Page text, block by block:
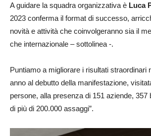
A guidare la squadra organizzativa è Luca
2023 conferma il format di successo,
novità e attività che coinvolgeranno sia il
che internazionale – sottolinea -.
Puntiamo a migliorare i risultati straordinari
anno al debutto della manifestazione,
persone, alla presenza di 151 aziende, 357
di più di 200.000 assaggi”.